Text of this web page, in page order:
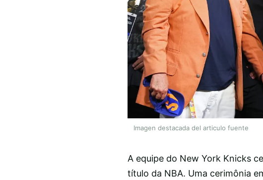
Imagen destacada del articulo fuente
A equipe do New York Knicks
título da NBA. Uma cerimônia